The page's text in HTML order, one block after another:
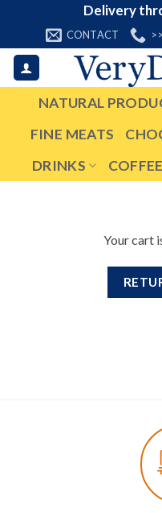
content
Delivery
CONTACT
NATURAL
FINE MEATS
DRINKS
Your cart